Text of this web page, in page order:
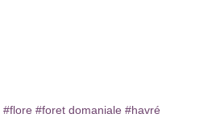
#flore #foret domaniale #havré